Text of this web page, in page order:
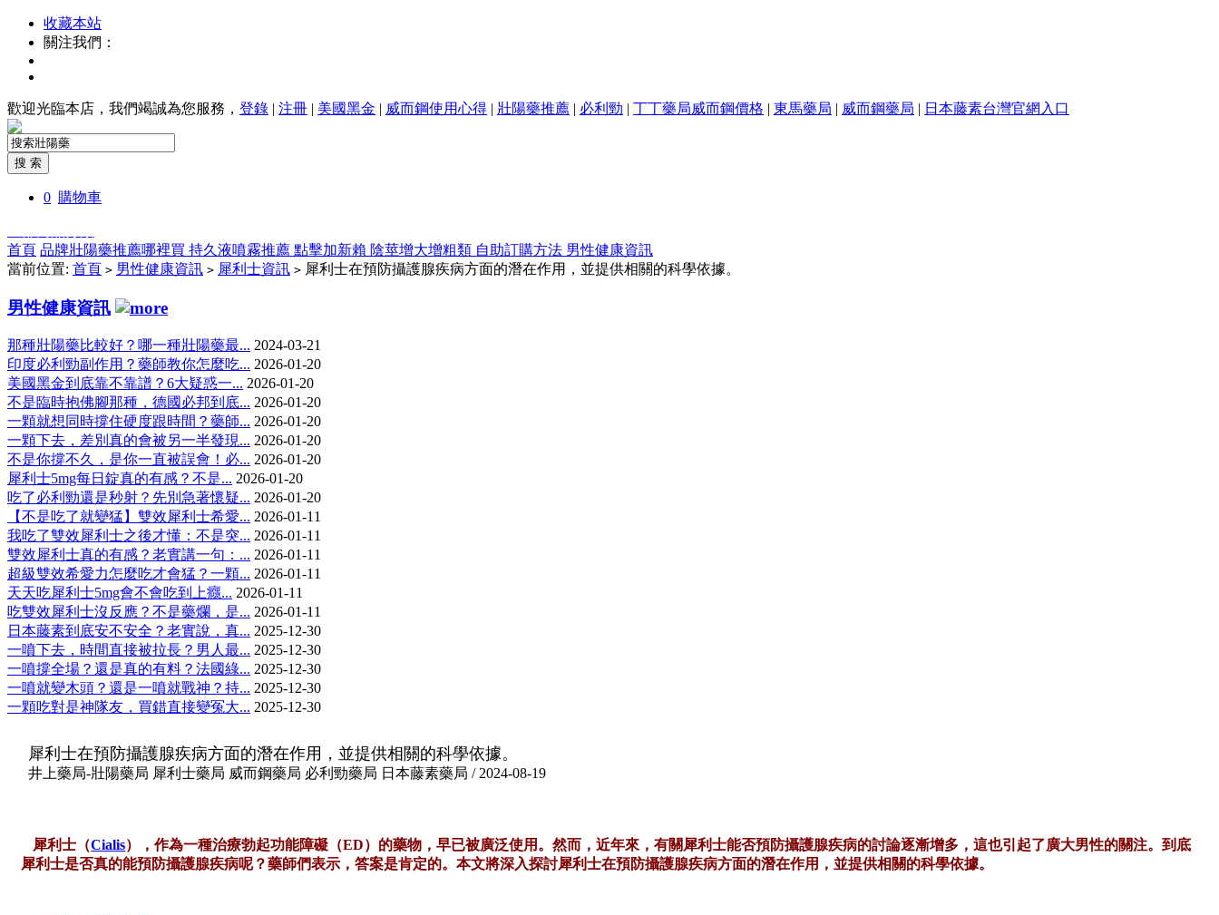
收藏本站
關注我們：
歡迎光臨本店，我們竭誠為您服務， 登錄 | 注冊 | 美國黑金 | 威而鋼使用心得 | 壯陽藥推薦 | 必利勁 | 丁丁藥局威而鋼價格 | 東馬藥局 | 威而鋼藥局 | 日本藤素台灣官網入口
0 購物車
首頁 品牌壯陽藥推薦哪裡買 持久液噴霧推薦 點擊加新賴 陰莖增大增粗類 自助訂購方法 男性健康資訊
當前位置: 首頁 > 男性健康資訊 > 犀利士資訊 > 犀利士在預防攝護腺疾病方面的潛在作用，並提供相關的科學依據。
男性健康資訊
那種壯陽藥比較好？哪一種壯陽藥最... 2024-03-21
印度必利勁副作用？藥師教你怎麼吃... 2026-01-20
美國黑金到底靠不靠譜？6大疑惑一... 2026-01-20
不是臨時抱佛腳那種，德國必邦到底... 2026-01-20
一顆就想同時撐住硬度跟時間？藥師... 2026-01-20
一顆下去，差別真的會被另一半發現... 2026-01-20
不是你撐不久，是你一直被誤會！必... 2026-01-20
犀利士5mg每日錠真的有感？不是... 2026-01-20
吃了必利勁還是秒射？先別急著懷疑... 2026-01-20
【不是吃了就變猛】雙效犀利士希愛... 2026-01-11
我吃了雙效犀利士之後才懂：不是突... 2026-01-11
雙效犀利士真的有感？老實講一句：... 2026-01-11
超級雙效希愛力怎麼吃才會猛？一顆... 2026-01-11
天天吃犀利士5mg會不會吃到上癮... 2026-01-11
吃雙效犀利士沒反應？不是藥爛，是... 2026-01-11
日本藤素到底安不安全？老實說，真... 2025-12-30
一噴下去，時間直接被拉長？男人最... 2025-12-30
一噴撐全場？還是真的有料？法國綠... 2025-12-30
一噴就變木頭？還是一噴就戰神？持... 2025-12-30
一顆吃對是神隊友，買錯直接變冤大... 2025-12-30
犀利士在預防攝護腺疾病方面的潛在作用，並提供相關的科學依據。
井上藥局-壯陽藥局 犀利士藥局 威而鋼藥局 必利勁藥局 日本藤素藥局 / 2024-08-19
犀利士（Cialis），作為一種治療勃起功能障礙（ED）的藥物，早已被廣泛使用。然而，近年來，有關犀利士能否預防攝護腺疾病的討論逐漸增多，這也引起了廣大男性的關注。到底
犀利士是否真的能預防攝護腺疾病呢？藥師們表示，答案是肯定的。本文將深入探討犀利士在預防攝護腺疾病方面的潛在作用，並提供相關的科學依據。